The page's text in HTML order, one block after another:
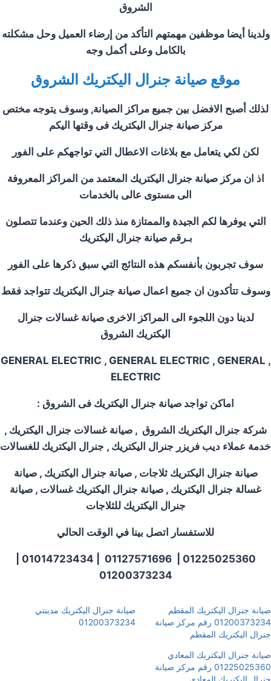
الشروق
ولدينا أيضا موظفين مهمتهم التأكد من إرضاء العميل وحل مشكلته
بالكامل وعلى أكمل وجه
موقع صيانة جنرال اليكتريك الشروق
لذلك أصبح الافضل بين جميع مراكز الصيانة, وسوف يتوجه مختص
مركز صيانة جنرال اليكتريك فى وقتها اليكم
لكن لكي يتعامل مع بلاغات الاعطال التي تواجهكم على الفور
اذ ان مركز صيانة جنرال اليكتريك المعتمد من المراكز المعروفة
الى مستوى عالى بالخدمات
التي يوفرها لكم الجيدة والممتازة منذ ذلك الحين وعندما تتصلون
بـرقم صيانة جنرال اليكتريك
سوف تجربون بأنفسكم هذه النتائج التي سبق ذكرها على الفور
وسوف تتأكدون ان جميع اعمال صيانة جنرال اليكتريك تتواجد فقط
لدينا دون اللجوء الى المراكز الاخرى صيانة غسالات جنرال
اليكتريك الشروق
, GENERAL ELECTRIC , GENERAL ELECTRIC , GENERAL
ELECTRIC
اماكن تواجد صيانة جنرال اليكتريك فى الشروق :
شركة جنرال اليكتريك الشروق , صيانة غسالات جنرال اليكتريك ,
خدمة عملاء ديب فريزر جنرال اليكتريك , جنرال اليكتريك للغسالات
صيانة جنرال اليكتريك ثلاجات , صيانة جنرال اليكتريك , صيانة
غسالة جنرال اليكتريك , صيانة جنرال اليكتريك غسالات , صيانة
جنرال اليكتريك للثلاجات
للاستفسار اتصل بينا في الوقت الحالي
01200373234
صيانة جنرال اليكتريك المقطم
01200373234 رقم مركز صيانة
جنرال اليكتريك المقطم
صيانة جنرال اليكتريك مدينتي
01200373234
صيانة جنرال اليكتريك المعادي
01225025360 رقم مركز صيانة